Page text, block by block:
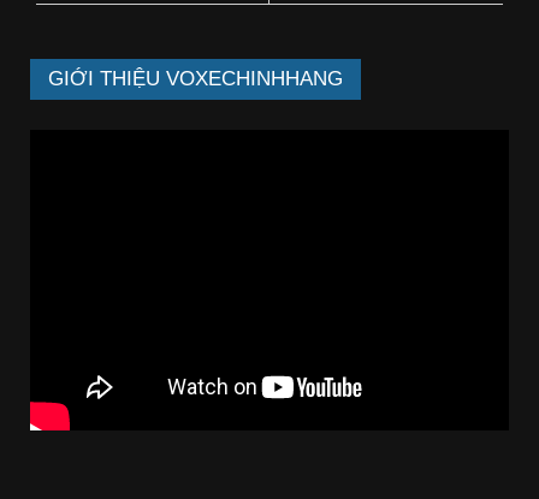
GIỚI THIỆU VOXECHINHHANG